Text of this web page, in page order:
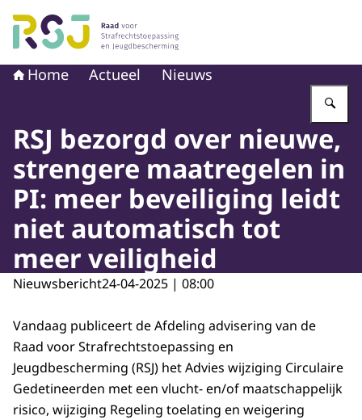
Naar de homepage van Raad voor
Home Actueel Nieuws
RSJ bezorgd over nieuwe,
strengere maatregelen in
PI: meer beveiliging leidt
niet automatisch tot
meer veiligheid
Nieuwsbericht24-04-2025 | 08:00
Vandaag publiceert de Afdeling advisering van de
Raad voor Strafrechtstoepassing en
Jeugdbescherming (RSJ) het Advies wijziging Circulaire
Gedetineerden met een vlucht- en/of maatschappelijk
risico, wijziging Regeling toelating en weigering